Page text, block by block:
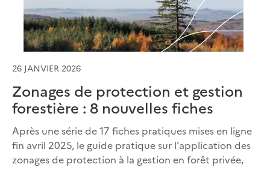
26 JANVIER 2026
Zonages de protection et gestion
forestière : 8 nouvelles fiches
Après une série de 17 fiches pratiques mises en ligne
fin avril 2025, le guide pratique sur l'application des
zonages de protection à la gestion en forêt privée,